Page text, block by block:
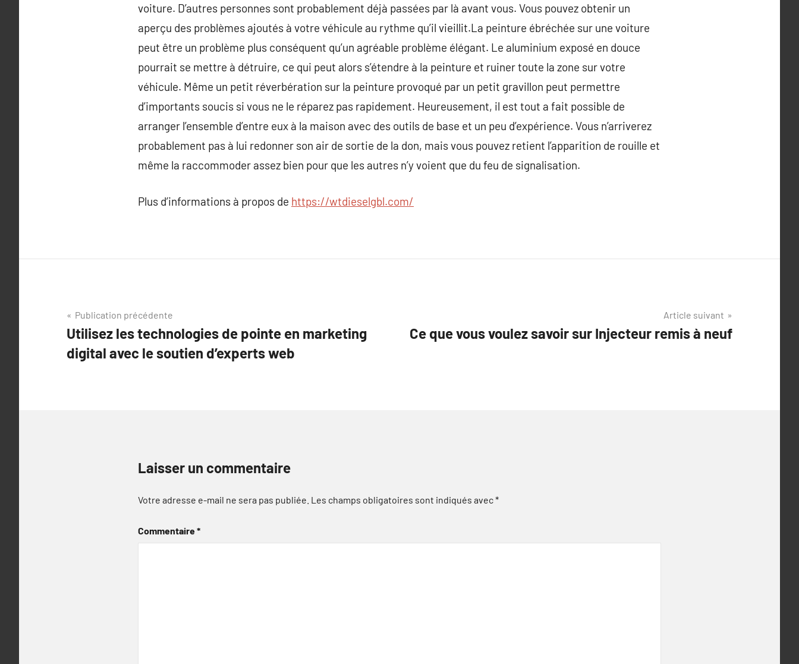
voiture. D’autres personnes sont probablement déjà passées par là avant vous. Vous pouvez obtenir un
aperçu des problèmes ajoutés à votre véhicule au rythme qu’il vieillit.La peinture ébréchée sur une voiture
peut être un problème plus conséquent qu’un agréable problème élégant. Le aluminium exposé en douce
pourrait se mettre à détruire, ce qui peut alors s’étendre à la peinture et ruiner toute la zone sur votre
véhicule. Même un petit réverbération sur la peinture provoqué par un petit gravillon peut permettre
d’importants soucis si vous ne le réparez pas rapidement. Heureusement, il est tout a fait possible de
arranger l’ensemble d’entre eux à la maison avec des outils de base et un peu d’expérience. Vous n’arriverez
probablement pas à lui redonner son air de sortie de la don, mais vous pouvez retient l’apparition de rouille et
même la raccommoder assez bien pour que les autres n’y voient que du feu de signalisation.
Plus d’informations à propos de https://wtdieselgbl.com/
Navigation
de
l’article
Publication précédente
Utilisez les technologies de pointe en marketing
digital avec le soutien d’experts web
Article suivant
Ce que vous voulez savoir sur Injecteur remis à neuf
Laisser un commentaire
Votre adresse e-mail ne sera pas publiée. Les champs obligatoires sont indiqués avec*
Commentaire*